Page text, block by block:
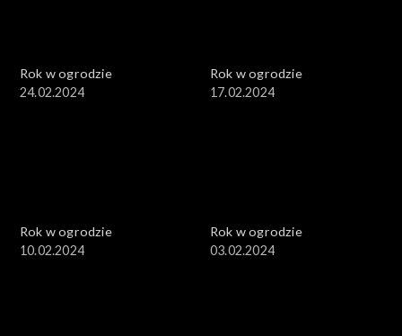
Rok w ogrodzie
24.02.2024
Rok w ogrodzie
17.02.2024
Rok w ogrodzie
10.02.2024
Rok w ogrodzie
03.02.2024